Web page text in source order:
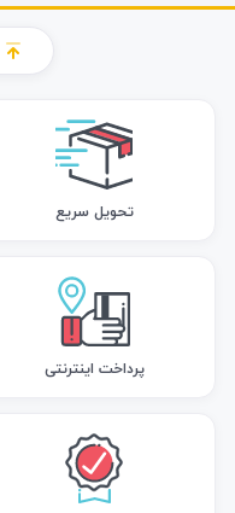
تحویل سریع
پرداخت اینترنتی